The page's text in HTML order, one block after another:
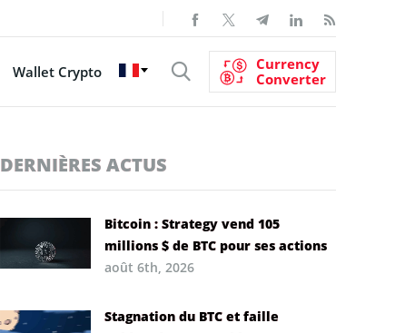
Wallet Crypto
Currency
Converter
DERNIÈRES ACTUS
Bitcoin : Strategy vend 105
millions $ de BTC pour ses actions
août 6th, 2026
Stagnation du BTC et faille